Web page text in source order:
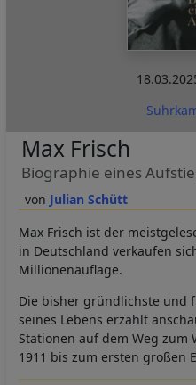
Julian Schütt
Max Frisch
Biographie eines
Max Frisch ist der
in Deutschland verkaufen
Millionenauflage.
Die bisher gründlichste und
seines Lebens erzählt
Stationen auf dem Weg zum
1911 bis zum ersten großen